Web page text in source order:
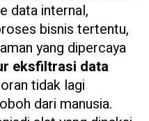
data internal,
bisnis tertentu,
yang dipercaya
eksfiltrasi data
tidak lagi
dari manusia.